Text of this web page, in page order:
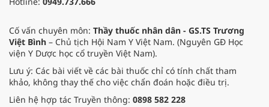
Cố vấn chuyên môn: Thầy thuốc nhân dân - GS.TS Trương
Việt Bình – Chủ tịch Hội Nam Y Việt Nam. (Nguyên GĐ Học
viện Y Dược học cổ truyền Việt Nam).
Lưu ý: Các bài viết về các bài thuốc chỉ có tính chất tham
khảo, không thay thế cho việc chẩn đoán hoặc điều trị.
Liên hệ hợp tác Truyền thông: 0898 582 228